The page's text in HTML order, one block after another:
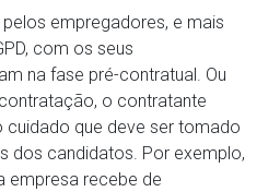
empregadores, e mais
com os seus
na fase pré-contratual. Ou
o contratante
cuidado que deve ser tomado
dos candidatos. Por exemplo,
empresa recebe de